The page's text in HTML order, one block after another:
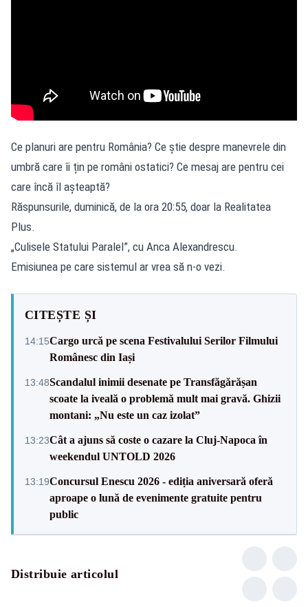
Ce planuri are pentru România? Ce știe despre manevrele din
umbră care îi țin pe români ostatici? Ce mesaj are pentru cei
care încă îl așteaptă?
Răspunsurile, duminică, de la ora 20:55, doar la Realitatea
Plus.
„Culisele Statului Paralel”, cu Anca Alexandrescu.
Emisiunea pe care sistemul ar vrea să n-o vezi.
CITEȘTE ȘI
14:15Cargo urcă pe scena Festivalului Serilor Filmului
Românesc din Iași
13:48Scandalul inimii desenate pe Transfăgărășan
scoate la iveală o problemă mult mai gravă. Ghizii
montani: „Nu este un caz izolat”
13:23Cât a ajuns să coste o cazare la Cluj-Napoca în
weekendul UNTOLD 2026
13:19Concursul Enescu 2026 - ediția aniversară oferă
aproape o lună de evenimente gratuite pentru
public
Distribuie articolul